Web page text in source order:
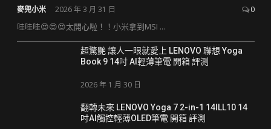
麥兜小米 2026 年 3 月 31 日 0
哇哇哇😍😍😍太開心啦！！小米拿到MSI ...
超驚艷 讓人一眼就愛上 LENOVO 聯想 Yoga
Book 9 14吋 AI輕薄筆電 開箱 評測
2026 年 1 月 30 日
翻轉未來 LENOVO Yoga 7 2-in-1 14ILL10 14
吋AI觸控輕薄OLED筆電 開箱 評測